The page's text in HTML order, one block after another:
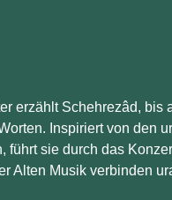
erzählt Schehrezâd, bis
Inspiriert von den
führt sie durch das
Alten Musik verbinden